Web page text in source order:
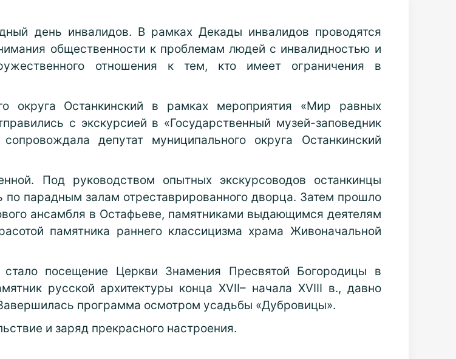
день инвалидов. В рамках Декады инвалидов проводятся
общественности к проблемам людей с инвалидностью и
отношения к тем, кто имеет ограничения в
округа Останкинский в рамках мероприятия «Мир равных
с экскурсией в «Государственный музей-заповедник
депутат муниципального округа Останкинский
Под руководством опытных экскурсоводов останкинцы
по парадным залам отреставрированного дворца. Затем прошло
ансамбля в Остафьеве, памятниками выдающимся деятелям
памятника раннего классицизма храма Живоначальной
посещение Церкви Знамения Пресвятой Богородицы в
русской архитектуры конца XVII– начала XVIII в., давно
программа осмотром усадьбы «Дубровицы».
и заряд прекрасного настроения.